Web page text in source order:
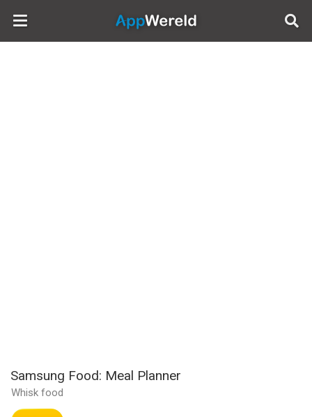
AppWereld
Samsung Food: Meal Planner
Whisk food